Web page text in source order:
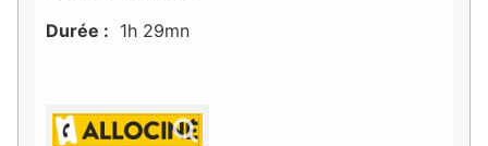
Durée : 1h 29mn